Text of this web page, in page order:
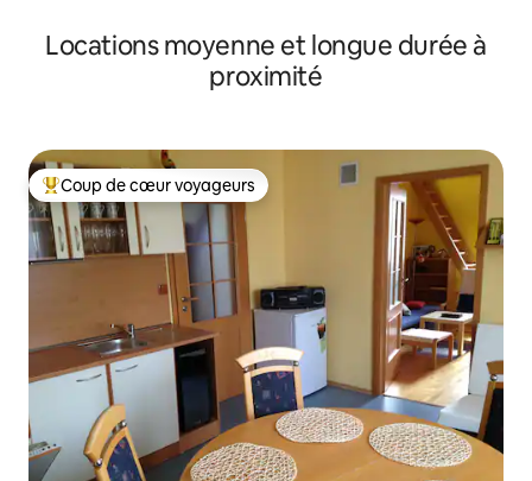
Locations moyenne et longue durée à
proximité
Coups de cœur voyageurs les plus appréciés
Coup de cœur voyageurs